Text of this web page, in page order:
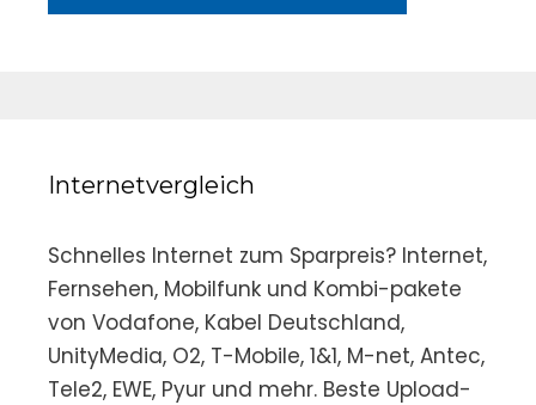
Internetvergleich
Schnelles Internet zum Sparpreis? Internet,
Fernsehen, Mobilfunk und Kombi-pakete
von Vodafone, Kabel Deutschland,
UnityMedia, O2, T-Mobile, 1&1, M-net, Antec,
Tele2, EWE, Pyur und mehr. Beste Upload-